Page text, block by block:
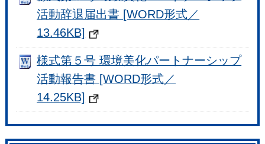
活動辞退届出書 [WORD形式／
13.46KB]
様式第５号 環境美化パートナーシップ
活動報告書 [WORD形式／
14.25KB]